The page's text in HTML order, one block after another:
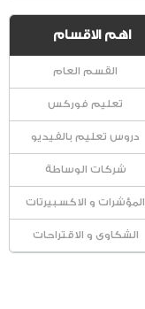
اهم الاقسام
القسم العام
تعليم فوركس
دروس تعليم بالفيديو
شركات الوساطة
المؤشرات و الاكسبيرتات
الشكاوى و الاقتراحات